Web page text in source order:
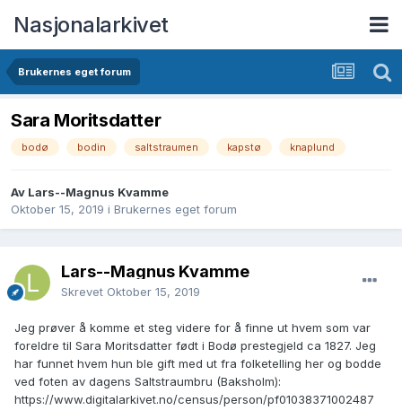
Nasjonalarkivet
Brukernes eget forum
Sara Moritsdatter
bodø bodin saltstraumen kapstø knaplund
Av Lars--Magnus Kvamme
Oktober 15, 2019 i Brukernes eget forum
Lars--Magnus Kvamme
Skrevet Oktober 15, 2019
Jeg prøver å komme et steg videre for å finne ut hvem som var
foreldre til Sara Moritsdatter født i Bodø prestegjeld ca 1827. Jeg
har funnet hvem hun ble gift med ut fra folketelling her og bodde
ved foten av dagens Saltstraumbru (Baksholm):
https://www.digitalarkivet.no/census/person/pf01038371002487